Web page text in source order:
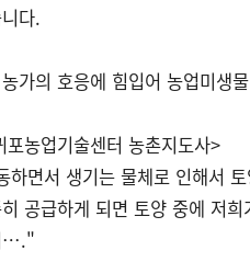
다.
가의 호응에 힘입어 농업미생
농업기술센터 농촌지도사>
하면서 생기는 물체로 인해서
공급하게 되면 토양 중에 저
…."